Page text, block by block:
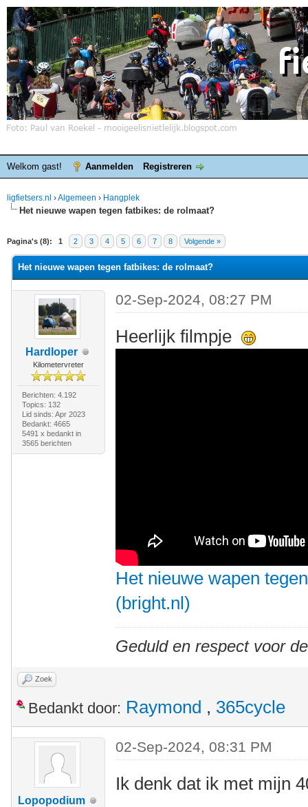
Welkom gast! Aanmelden Registreren
ligfietsers.nl ›Algemeen › Hangplek
Het nieuwe wapen tegen fatbikes: de rolmaat?
Pagina's (8): 1 2 3 4 5 6 7 8 Volgende »
waardering is 0
Het nieuwe wapen tegen fatbikes: de rolmaat?
Hardloper
Kilometervreter
Berichten: 4.192
Topics: 132
Lid sinds: Apr 2023
Bedankt: 4665
5491 x bedankt in
3565 berichten
02-Sep-2024, 08:27 PM
Heerlijk filmpje
Het nieuwe wapen
(bright.nl)
Geduld en respect voor
Zoek
Bedankt door: Raymond , 365cycle
Lopopodium
02-Sep-2024, 08:31 PM
Ik denk dat ik met mijn